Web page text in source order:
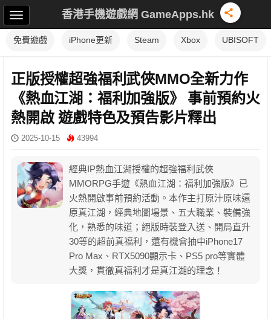
香港手機遊戲網 GameApps.hk
免費遊戲 iPhone更新 Steam Xbox UBISOFT
正版授權超強福利武俠MMO全新力作
《熱血江湖：福利加強版》 事前預約火
熱開啟 遊戲特色及預告影片釋出
2025-10-15 43994
經典IP熱血江湖授權的超強福利武俠
MMORPG手遊《熱血江湖：福利加強版》已
火熱開啟事前預約活動。本作主打原汁原味還
原真江湖，經典地圖場景、五大職業、裝備強
化，熟悉的味道；絕版時裝登入送、開局直升
30等的超前真福利，還有機會抽中iPhone17
Pro Max、RTX5090顯示卡、PS5 pro等實體
大獎，貫徹真福利才是真江湖的理念！